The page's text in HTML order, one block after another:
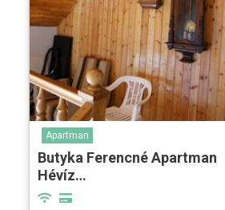
Apartman
Butyka Ferencné Apartman
Hévíz…